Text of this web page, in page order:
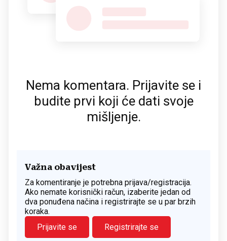
Nema komentara. Prijavite se i
budite prvi koji će dati svoje
mišljenje.
Važna obavijest
Za komentiranje je potrebna prijava/registracija.
Ako nemate korisnički račun, izaberite jedan od
dva ponuđena načina i registrirajte se u par brzih
koraka.
Prijavite se
Registrirajte se